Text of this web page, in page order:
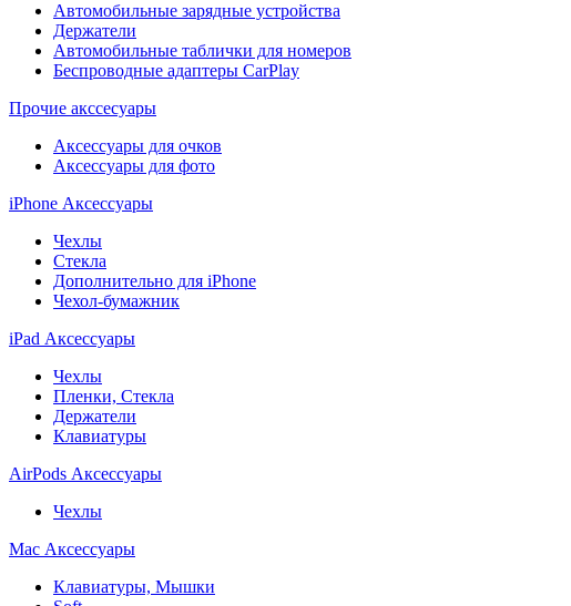
Автомобильные зарядные устройства
Держатели
Автомобильные таблички для номеров
Беспроводные адаптеры CarPlay
Прочие акссесуары
Аксессуары для очков
Аксессуары для фото
iPhone Аксессуары
Чехлы
Стекла
Дополнительно для iPhone
Чехол-бумажник
iPad Аксессуары
Чехлы
Пленки, Стекла
Держатели
Клавиатуры
AirPods Аксессуары
Чехлы
Mac Аксессуары
Клавиатуры, Мышки